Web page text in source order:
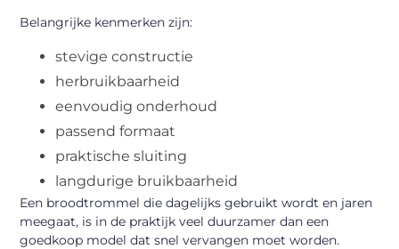
Belangrijke kenmerken zijn:
stevige constructie
herbruikbaarheid
eenvoudig onderhoud
passend formaat
praktische sluiting
langdurige bruikbaarheid
Een broodtrommel die dagelijks gebruikt wordt en jaren
meegaat, is in de praktijk veel duurzamer dan een
goedkoop model dat snel vervangen moet worden.